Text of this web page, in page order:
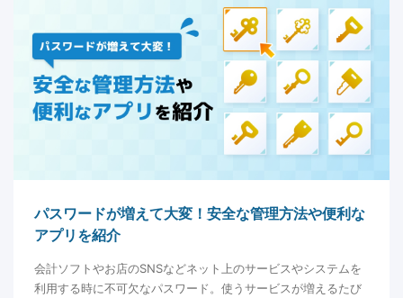
パスワードが増えて大変！安全な管理方法や便利な
アプリを紹介
会計ソフトやお店のSNSなどネット上のサービスやシステムを
利用する時に不可欠なパスワード。使うサービスが増えるたび